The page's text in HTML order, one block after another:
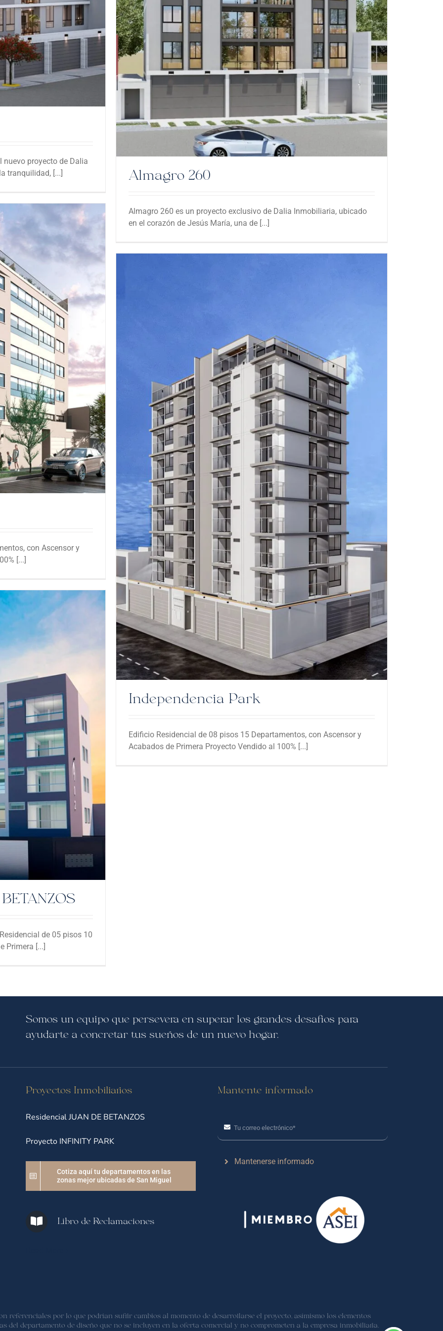
nuevo proyecto de Dalia
tranquilidad, [...]
Almagro 260
Almagro 260 es un proyecto exclusivo de Dalia Inmobiliaria, ubicado
en el corazón de Jesús María, una de [...]
con Ascensor y
[...]
Park
Independencia Park
Edificio Residencial de 08 pisos 15 Departamentos, con Ascensor y
Acabados de Primera Proyecto Vendido al 100% [...]
de 05 pisos 10
Primera [...]
Somos un equipo que persevera en superar los grandes desafíos para
ayudarte a concretar tus sueños de un nuevo hogar.
Proyectos Inmobiliarios
Residencial JUAN DE BETANZOS
Proyecto INFINITY PARK
Cotiza aquí tu departamentos en las
zonas mejor ubicadas de San Miguel
Libro de Reclamaciones
Mantente informado
Mantenerse informado
referenciales por lo que podrían sufrir cambios al momento de desarrollarse el proyecto, asímismo los elementos
del departamento de diseño que no se incluyen en la oferta comercial y no comprometen a la empresa inmobiliaria.